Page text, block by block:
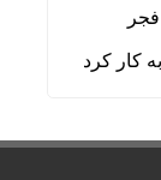
کار کرد